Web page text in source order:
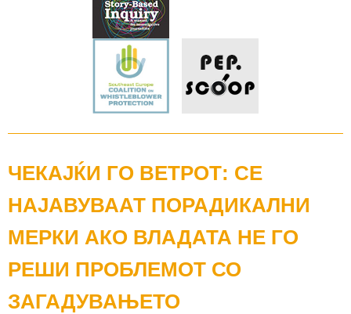
ЧЕКАЈЌИ ГО ВЕТРОТ: СЕ
НАЈАВУВААТ ПОРАДИКАЛНИ
МЕРКИ АКО ВЛАДАТА НЕ ГО
РЕШИ ПРОБЛЕМОТ СО
ЗАГАДУВАЊЕТО